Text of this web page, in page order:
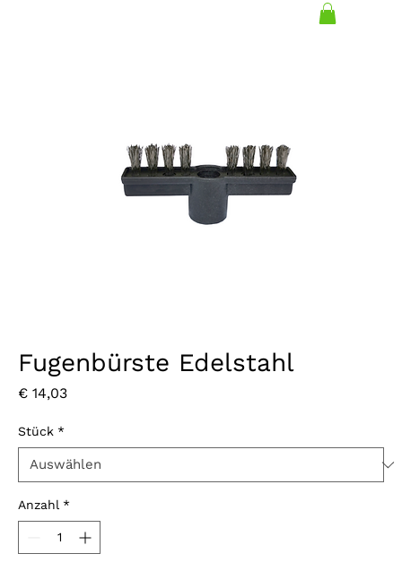
Fugenbürste Edelstahl
€ 14,03Preis
Stück *
Anzahl *